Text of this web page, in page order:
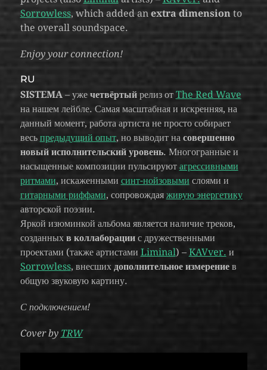
Sorrowless, which added an extra dimensionto
the overall soundspace.
Enjoy your connection!
RU
SISTEMA– уже четвёртыйрелиз от The Red Wave
на нашем лейбле. Самая масштабная и искренняя, на
данный момент, работа артиста не просто собирает
весь предыдущий опыт, но выводит на совершенно
новый исполнительский уровень. Многогранные и
насыщенные композиции пульсируют агрессивными
ритмами, искаженными синт-нойзовыми слоями и
гитарными риффами, сопровождая живую энергетику
авторской поэзии.
Яркой изюминкой альбома является наличие треков,
созданных в коллаборациис дружественными
проектами (также артистами Liminal) – KAVver. и
Sorrowless, внесших дополнительное измерениев
общую звуковую картину.
С подключением!
Cover by TRW